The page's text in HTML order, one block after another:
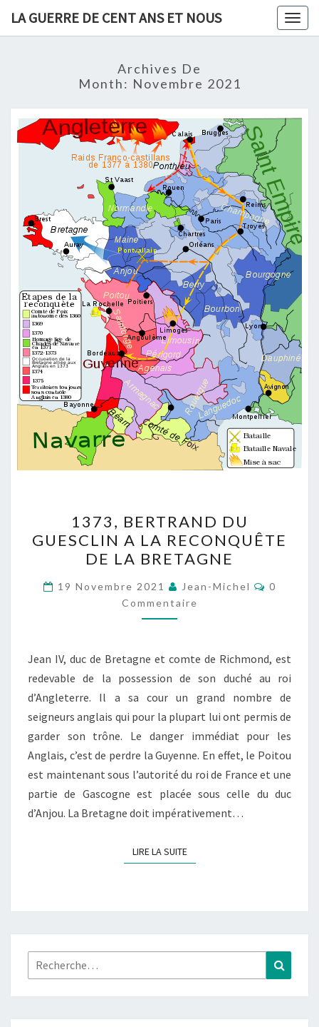
LA GUERRE DE CENT ANS ET NOUS
Archives De
Month: Novembre 2021
BERTRAND
DU
GUESCLIN
A
LA
RECONQUÊTE
LA
BRETAGNE
1373, BERTRAND DU
GUESCLIN A LA RECONQUÊTE
DE LA BRETAGNE
19 Novembre 2021 Jean-Michel
0
Commentaire
Jean IV, duc de Bretagne et comte de Richmond, est
redevable de la possession de son duché au roi
d’Angleterre. Il a sa cour un grand nombre de
seigneurs anglais qui pour la plupart lui ont permis de
garder son trône. Le danger immédiat pour les
Anglais, c’est de perdre la Guyenne. En effet, le Poitou
est maintenant sous l’autorité du roi de France et une
partie de Gascogne est placée sous celle du duc
d’Anjou. La Bretagne doit impérativement…
LIRE LA SUITELIRE LA SUITE
Rechercher :